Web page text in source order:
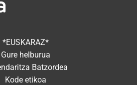
*EUSKARAZ*
Gure helburua
Batzordea
Kode etikoa